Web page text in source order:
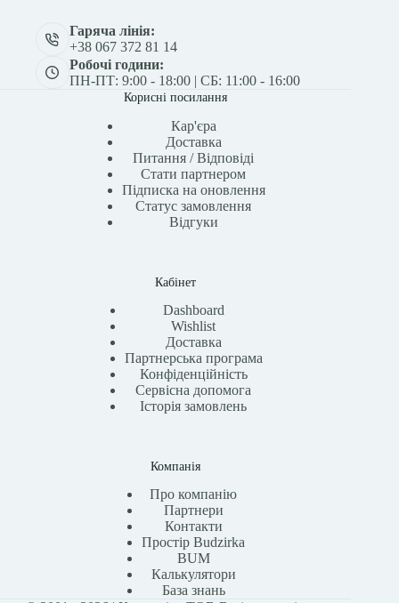
Гаряча лінія:
+38 067 372 81 14
Робочі години:
ПН-ПТ: 9:00 - 18:00 | СБ: 11:00 - 16:00
Корисні посилання
Кар'єра
Доставка
Питання / Відповіді
Стати партнером
Підписка на оновлення
Статус замовлення
Відгуки
Кабінет
Dashboard
Wishlist
Доставка
Партнерська програма
Конфіденційність
Сервісна допомога
Історія замовлень
Компанія
Про компанію
Партнери
Контакти
Простір Budzirka
BUM
Калькулятори
База знань